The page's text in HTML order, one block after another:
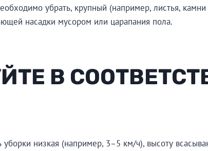
убрать, крупный (например, листья,
насадки мусором или царапания пола.
В
уборки низкая (например, 3–5 км/ч), высоту